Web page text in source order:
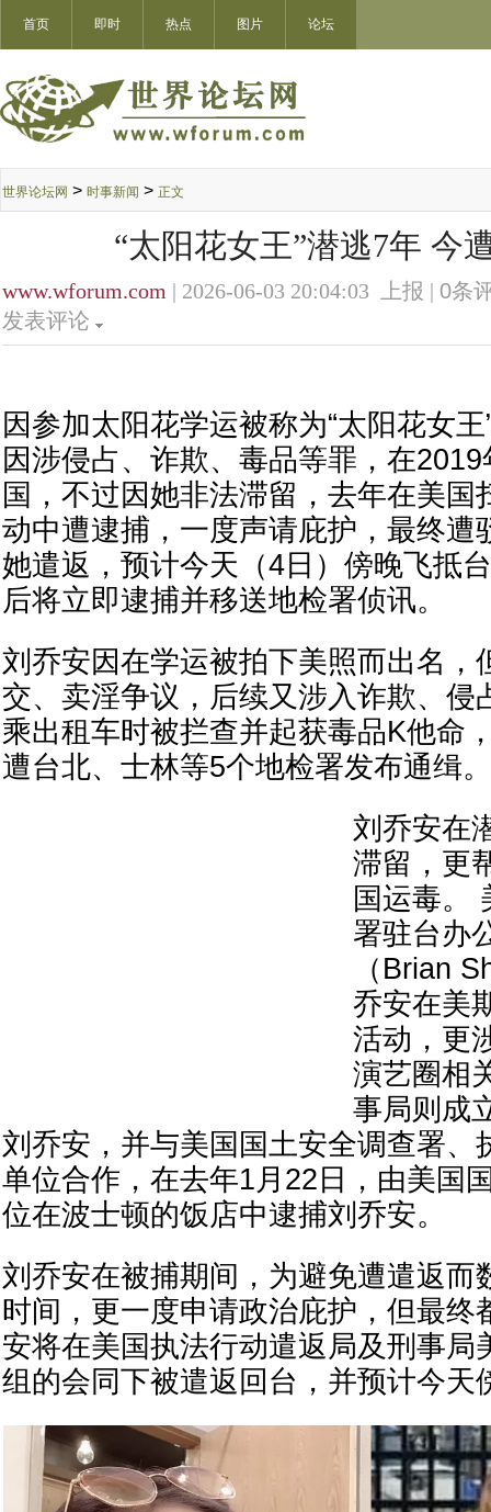
首页 即时 热点 图片 论坛
世界论坛网 > 时事新闻 > 正文
“太阳花女王”潜逃7年 今
www.wforum.com | 2026-06-03 20:04:03 上报 | 0条
发表评论
因参加太阳花学运被称为“太阳花女
因涉侵占、诈欺、毒品等罪，在
国，不过因她非法滞留，去年在美国
动中遭逮捕，一度声请庇护，最终遭
她遣返，预计今天（4日）傍晚飞抵
后将立即逮捕并移送地检署侦讯。
刘乔安因在学运被拍下美照而出名，
交、卖淫争议，后续又涉入诈欺、侵
乘出租车时被拦查并起获毒品K他命
遭台北、士林等5个地检署发布通缉。
刘乔安在
滞留，更
国运毒。
署驻台办
（Brian
乔安在美
活动，更
演艺圈相
事局则成
刘乔安，并与美国国土安全调查署、
单位合作，在去年1月22日，由美国
位在波士顿的饭店中逮捕刘乔安。
刘乔安在被捕期间，为避免遭遣返而
时间，更一度申请政治庇护，但最终
安将在美国执法行动遣返局及刑事局
组的会同下被遣返回台，并预计今天